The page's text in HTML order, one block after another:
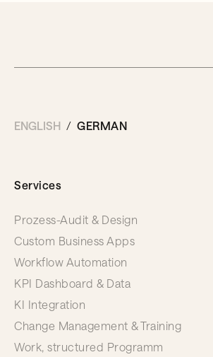
ENGLISH GERMAN
Services
Prozess-Audit & Design
Custom Business Apps
Workflow Automation
KPI Dashboard & Data
KI Integration
Change Management & Training
Work, structured Programm